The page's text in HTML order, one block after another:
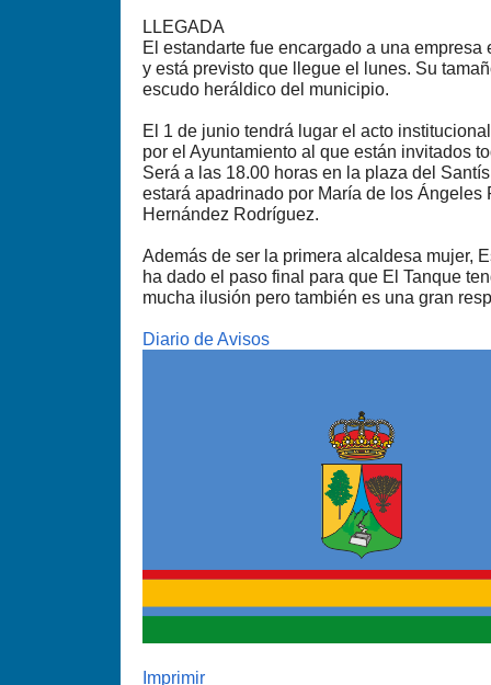
LLEGADA
El estandarte fue encargado a una
y está previsto que llegue el lunes. Su
escudo heráldico del municipio.
El 1 de junio tendrá lugar el acto
por el Ayuntamiento al que están invitados
Será a las 18.00 horas en la plaza del
estará apadrinado por María de los Ángeles
Hernández Rodríguez.
Además de ser la primera alcaldesa mujer,
ha dado el paso final para que El Tanque
mucha ilusión pero también es una gran
Diario de Avisos
Imprimir